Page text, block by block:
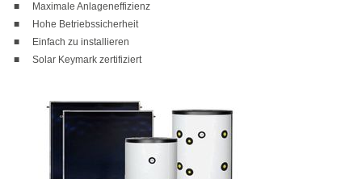
■
Maximale Anlageneffizienz
■
Hohe Betriebssicherheit
■
Einfach zu installieren
■
Solar Keymark zertifiziert